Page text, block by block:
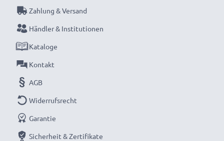
Zahlung & Versand
Händler & Institutionen
Kataloge
Kontakt
AGB
Widerrufsrecht
Garantie
Sicherheit & Zertifikate